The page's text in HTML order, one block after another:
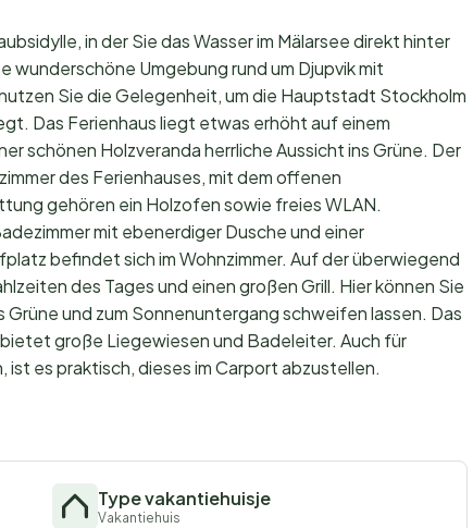
in der Sie das Wasser im Mälarsee direkt hinter
wunderschöne Umgebung rund um Djupvik mit
Sie die Gelegenheit, um die Hauptstadt Stockholm
Das Ferienhaus liegt etwas erhöht auf einem
schönen Holzveranda herrliche Aussicht ins Grüne. Der
des Ferienhauses, mit dem offenen
gehören ein Holzofen sowie freies WLAN.
mit ebenerdiger Dusche und einer
befindet sich im Wohnzimmer. Auf der überwiegend
des Tages und einen großen Grill. Hier können Sie
und zum Sonnenuntergang schweifen lassen. Das
große Liegewiesen und Badeleiter. Auch für
es praktisch, dieses im Carport abzustellen.
Type vakantiehuisje
Vakantiehuis